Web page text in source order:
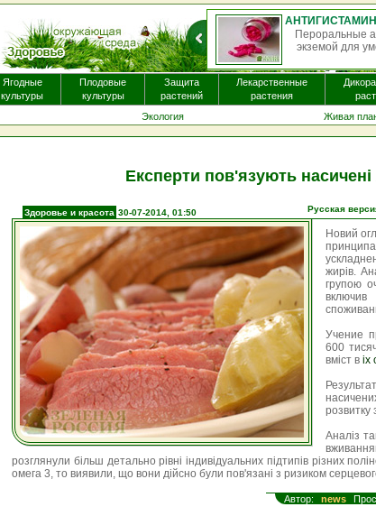
Пероральные
экземой для уменьшения
Ягодные
культуры
Плодовые
культуры
Защита
растений
Лекарственные
растения
Экология Живая
Експерти пов'язують
Здоровье и красота 30-07-2014, 01:50 Русская
Новий
жирів.
групою
Учение
600
вміст в іх
розвитку
Аналіз
розглянули більш детально рівні індивідуальних підтипів різних
омега 3, то виявили, що вони дійсно були пов'язані з ризиком
Автор: news